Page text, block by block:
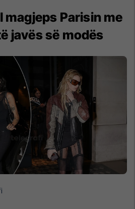
magjeps Parisin me
javës së modës